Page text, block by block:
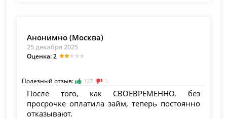
Анонимно (Москва)
25 декабря 2025
Оценка: 2
Полезный отзыв: 127 1
После того, как СВОЕВРЕМЕННО, без
просрочке оплатила займ, теперь постоянно
отказывают.